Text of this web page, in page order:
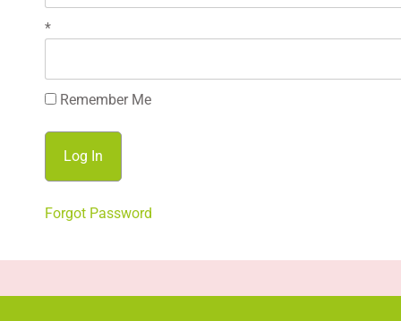
*
Remember Me
Forgot Password